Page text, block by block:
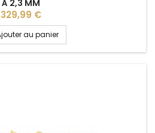
À 2,3 MM
Prix
329,99 €
au panier